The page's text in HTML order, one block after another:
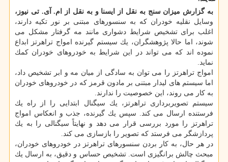
به گزارش میزان سنج به نقل از ایسنا و به نقل از ام. آی. تی نیوز،
وسایل نقلیه خودران كه به سنسورهای مبتنی بر نور تكیه دارند،
اغلب برای تشخیص شرایط دشواری مانند مه گرفتار مشكل می
شوند، اما حالا پژوهشگران، یك سیستم گیرنده امواج تراهرتز ابداع
نموده اند كه می تواند در این شرایط به خودروهای خودران كمك
نماید.
امواج تراهرتز را می توان به سادگی از میان مه و ابر تشخیص داد،
اما سیستم های لیدار مبتنی بر مادون قرمز كه در خودروهای خودران
به كار می روند، این خصوصیت را ندارند.
سیستم تصویربرداری تراهرتز، یك سیگنال ابتدایی را از راه یك
فرستنده ارسال می كند. سپس یك گیرنده، جذب و انعكاس امواج
تراهرتز را مورد بررسی قرار می دهد و نهایتاً سیگنالی را به یك
پردازشگر می فرستد كه تصویر را بازسازی می كند.
در هر حال، به كار بردن سنسورهای تراهرتز در خودروهای خودران،
مبحث چالش برانگیزی است. تشخیص حساس و دقیق، به ارسال یك